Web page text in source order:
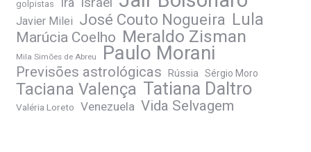
golpistas
Javier Milei José Couto Nogueira Lula
Marúcia Coelho Meraldo Zisman
Mila Simões de Abreu Paulo Morani
Previsões astrológicas Rússia Sérgio Moro
Taciana Valença Tatiana Daltro
Valéria Loreto Venezuela Vida Selvagem